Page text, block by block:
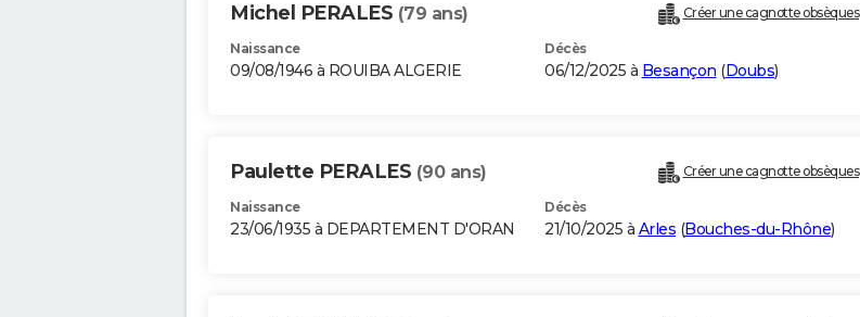
Michel PERALES (79 ans) Créer une cagnotte obsèques
Naissance
09/08/1946 à ROUIBA ALGERIE
Décès
06/12/2025 à Besançon (Doubs)
Paulette PERALES (90 ans) Créer une cagnotte obsèques
Naissance
23/06/1935 à DEPARTEMENT D'ORAN
Décès
21/10/2025 à Arles (Bouches-du-Rhône)